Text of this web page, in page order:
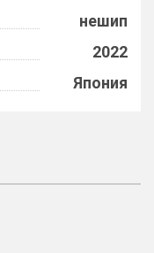
нешип
2022
Япония